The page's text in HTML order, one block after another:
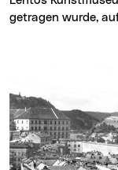
getragen wurde,